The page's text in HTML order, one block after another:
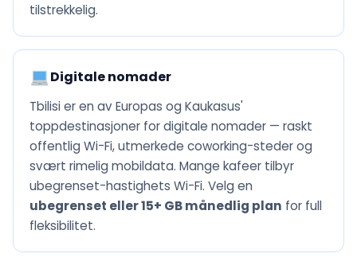
tilstrekkelig.
Digitale nomader
Tbilisi er en av Europas og Kaukasus'
toppdestinasjoner for digitale nomader — raskt
offentlig Wi-Fi, utmerkede coworking-steder og
svært rimelig mobildata. Mange kafeer tilbyr
ubegrenset-hastighets Wi-Fi. Velg en
ubegrenset eller 15+ GB månedlig plan for full
fleksibilitet.